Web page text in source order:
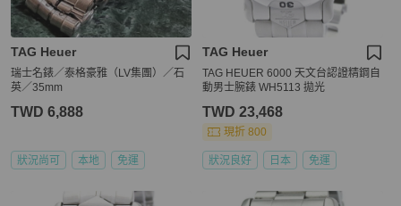
TAG Heuer
瑞士名錶／泰格豪雅（LV集團）／石
英／35mm
TWD 6,888
狀況尚可 本地 免運
TAG Heuer
TAG HEUER 6000 天文台認證精鋼自
動男士腕錶 WH5113 拋光
TWD 23,468
現折 800
狀況良好 日本 免運